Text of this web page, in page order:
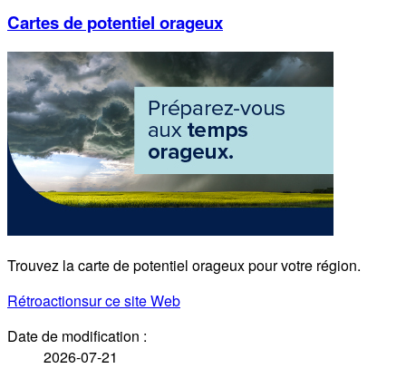
Cartes de potentiel orageux
Trouvez la carte de potentiel orageux pour votre région.
Rétroactionsur ce site Web
Date de modification :
2026-07-21